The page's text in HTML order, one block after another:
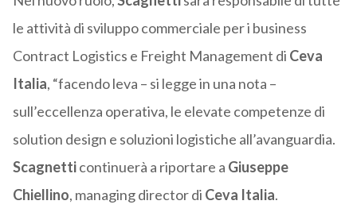
le attività di sviluppo commerciale per i business
Contract Logistics e Freight Management di Ceva
Italia, “facendo leva – si legge in una nota –
sull’eccellenza operativa, le elevate competenze di
solution design e soluzioni logistiche all’avanguardia.
Scagnetticontinuerà a riportare a Giuseppe
Chiellino, managing director di Ceva Italia.